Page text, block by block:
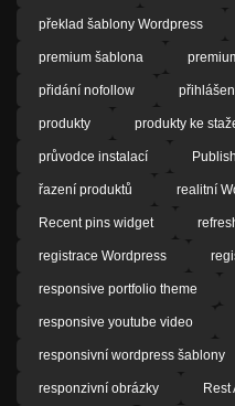
překlad šablony Wordpress
premium šablona
přidání nofollow
produkty produkty ke
průvodce instalací
řazení produktů realitní
Recent pins widget
registrace Wordpress
responsive portfolio theme
responsive youtube video
responsivní wordpress šablony
responzivní obrázky Rest